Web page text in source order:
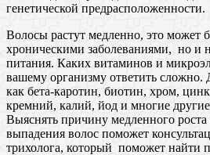
генетической предрасположенности.
Волосы растут медленно, это может
хроническими заболеваниями, но и
питания. Каких витаминов и
вашему организму ответить сложно.
как бета-каротин, биотин, хром,
кремний, калий, йод и многие
Выяснять причину медленного
выпадения волос поможет
трихолога, который поможет найти